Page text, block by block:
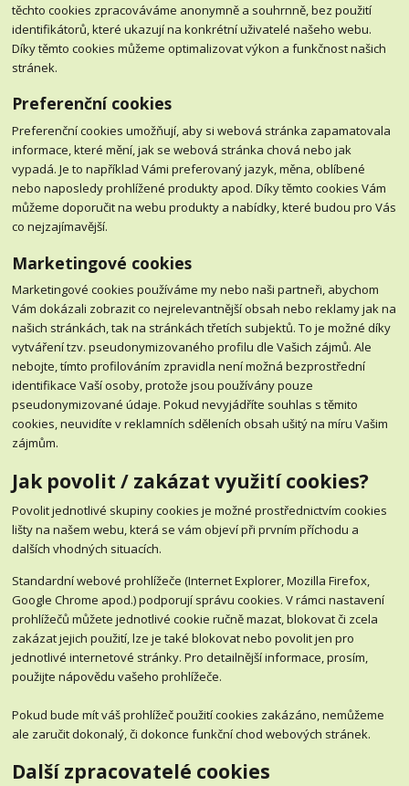
těchto cookies zpracováváme anonymně a souhrnně, bez použití
identifikátorů, které ukazují na konkrétní uživatelé našeho webu.
Díky těmto cookies můžeme optimalizovat výkon a funkčnost našich
stránek.
Preferenční cookies
Preferenční cookies umožňují, aby si webová stránka zapamatovala
informace, které mění, jak se webová stránka chová nebo jak
vypadá. Je to například Vámi preferovaný jazyk, měna, oblíbené
nebo naposledy prohlížené produkty apod. Díky těmto cookies Vám
můžeme doporučit na webu produkty a nabídky, které budou pro Vás
co nejzajímavější.
Marketingové cookies
Marketingové cookies používáme my nebo naši partneři, abychom
Vám dokázali zobrazit co nejrelevantnější obsah nebo reklamy jak na
našich stránkách, tak na stránkách třetích subjektů. To je možné díky
vytváření tzv. pseudonymizovaného profilu dle Vašich zájmů. Ale
nebojte, tímto profilováním zpravidla není možná bezprostřední
identifikace Vaší osoby, protože jsou používány pouze
pseudonymizované údaje. Pokud nevyjádříte souhlas s těmito
cookies, neuvidíte v reklamních sděleních obsah ušitý na míru Vašim
zájmům.
Jak povolit / zakázat využití cookies?
Povolit jednotlivé skupiny cookies je možné prostřednictvím cookies
lišty na našem webu, která se vám objeví při prvním příchodu a
dalších vhodných situacích.
Standardní webové prohlížeče (Internet Explorer, Mozilla Firefox,
Google Chrome apod.) podporují správu cookies. V rámci nastavení
prohlížečů můžete jednotlivé cookie ručně mazat, blokovat či zcela
zakázat jejich použití, lze je také blokovat nebo povolit jen pro
jednotlivé internetové stránky. Pro detailnější informace, prosím,
použijte nápovědu vašeho prohlížeče.
Pokud bude mít váš prohlížeč použití cookies zakázáno, nemůžeme
ale zaručit dokonalý, či dokonce funkční chod webových stránek.
Další zpracovatelé cookies